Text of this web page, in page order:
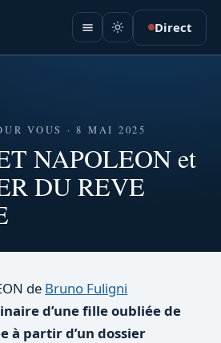
Direct
VOUS · 8 MAI 2025
NAPOLEON et
DU REVE
de Bruno Fuligni
d’une fille oubliée de
à partir d’un dossier